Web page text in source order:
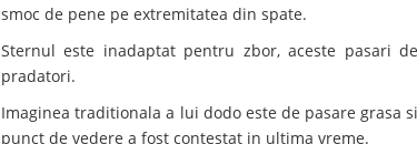
smoc de pene pe extremitatea din spate.
Sternul este inadaptat pentru zbor, aceste pasari
pradatori.
Imaginea traditionala a lui dodo este de pasare grasa
punct de vedere a fost contestat in ultima vreme.